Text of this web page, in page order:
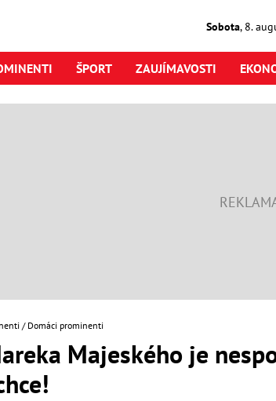
Sobota, 8.
ŠPORT ZAUJÍMAVOSTI
Domáci prominenti
Majeského je